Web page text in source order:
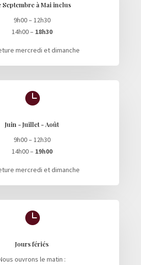
Septembre à Mai inclus
9h00 – 12h30
14h00 – 18h30
mercredi et dimanche

Juin - Juillet - Août
9h00 – 12h30
14h00 – 19h00
mercredi et dimanche

Jours fériés
ouvrons le matin :